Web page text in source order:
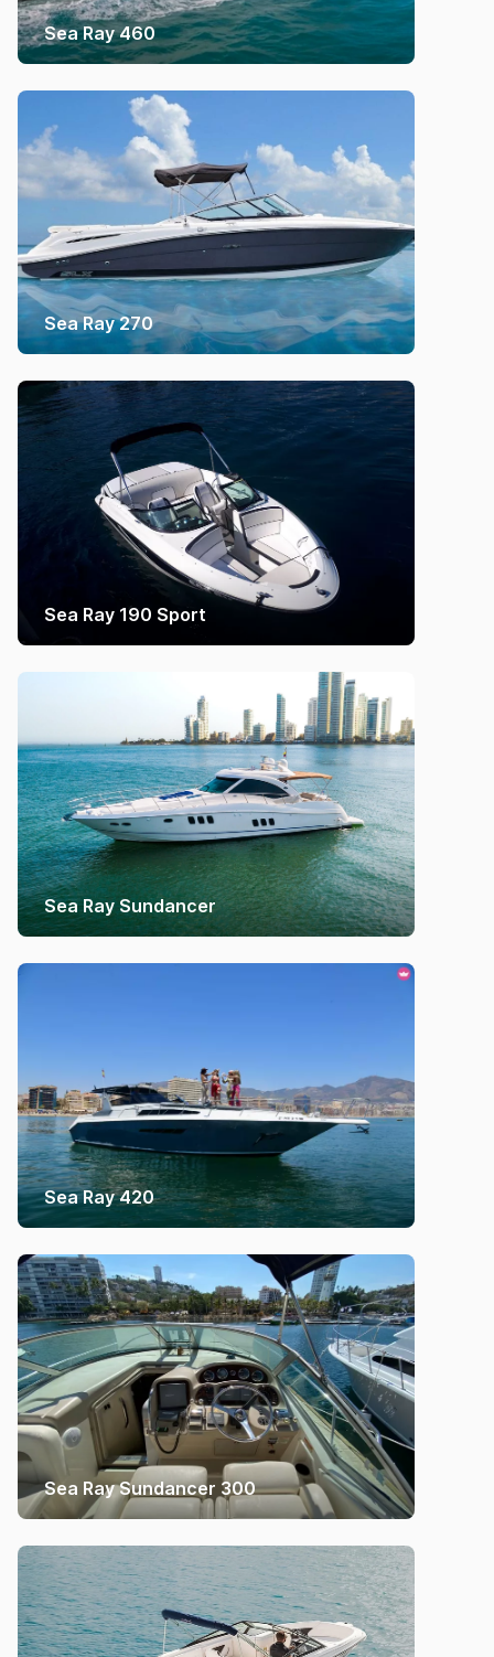
Sea Ray 460
Sea Ray 270
Sea Ray 190 Sport
Sea Ray Sundancer
Sea Ray 420
Sea Ray Sundancer 300